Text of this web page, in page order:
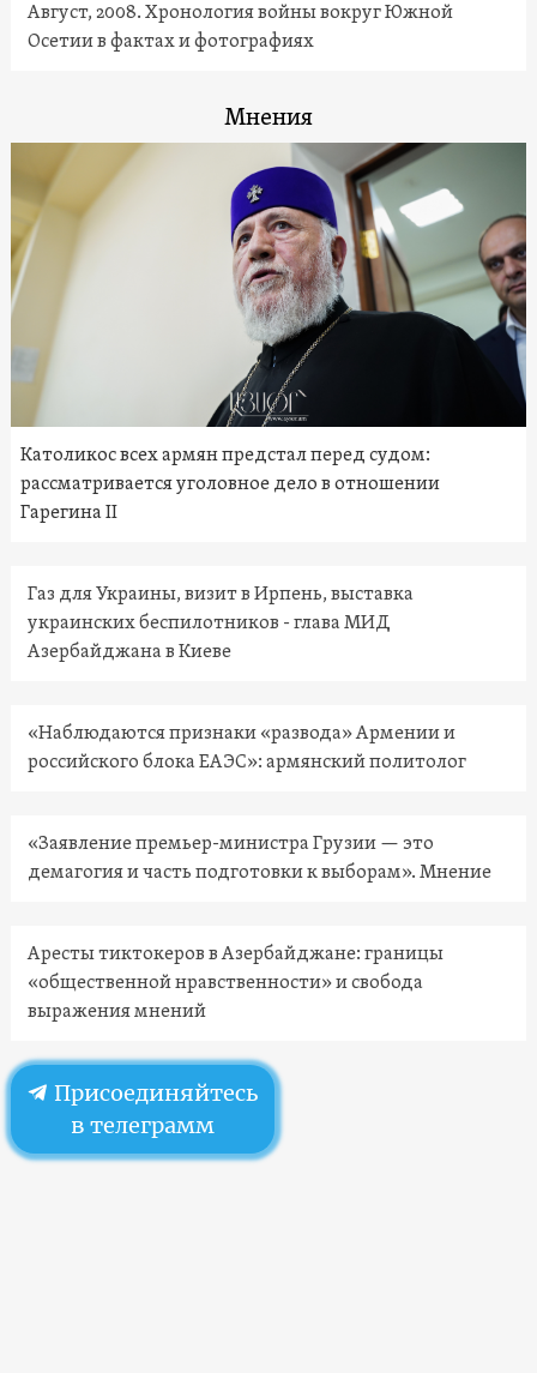
Август, 2008. Хронология войны вокруг Южной
Осетии в фактах и фотографиях
Мнения
Католикос всех армян предстал перед судом:
рассматривается уголовное дело в отношении
Гарегина II
Газ для Украины, визит в Ирпень, выставка
украинских беспилотников - глава МИД
Азербайджана в Киеве
«Наблюдаются признаки «развода» Армении и
российского блока ЕАЭС»: армянский политолог
«Заявление премьер-министра Грузии — это
демагогия и часть подготовки к выборам». Мнение
Аресты тиктокеров в Азербайджане: границы
«общественной нравственности» и свобода
выражения мнений
Присоединяйтесь
в телеграмм